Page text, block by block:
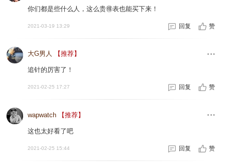
你们都是些什么人，这么贵🉐表也能买下来！
2021-03-19 13:29 回复 赞
大G男人 【推荐】
追针的厉害了！
2021-02-25 17:27 回复 赞
wapwatch 【推荐】
这也太好看了吧
2021-02-25 15:44 回复 赞